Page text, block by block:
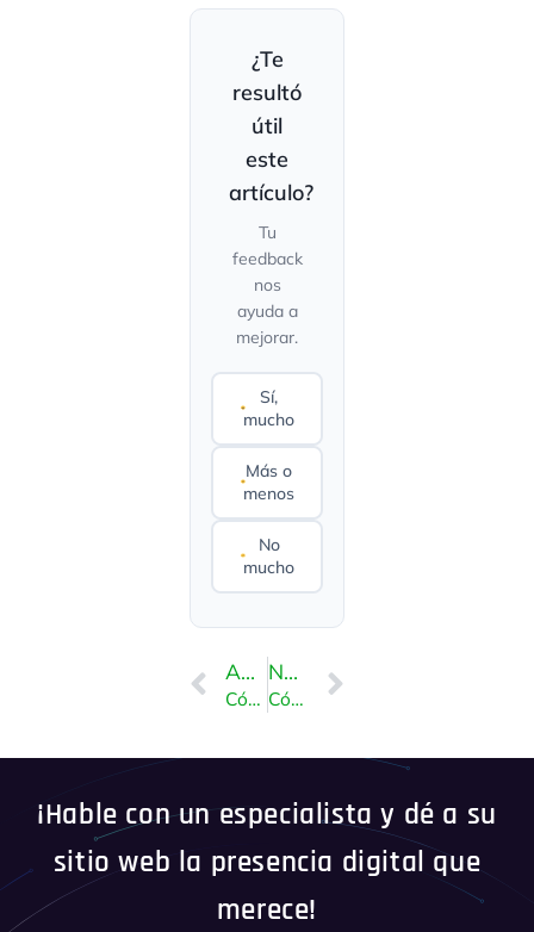
¿Te
resultó
útil
este
artículo?
Tu
feedback
nos
ayuda a
mejorar.
Sí,
mucho
Más o
menos
No
mucho
ANTERIOR
Cómo acceder al panel de administración de WordPress
NEXT
Cómo escribir y publicar su primera publicación de blog en WordPress
¡Hable con un especialista y dé a su
sitio web la presencia digital que
merece!